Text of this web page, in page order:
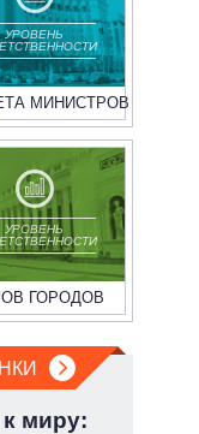
УРОВЕНЬ
МИНИСТРОВ
УРОВЕНЬ
ГОРОДОВ
миру: